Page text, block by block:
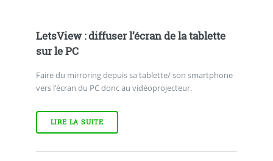
LetsView : diffuser l’écran de la tablette
sur le PC
Faire du mirroring depuis sa tablette/ son smartphone
vers l’écran du PC donc au vidéoprojecteur.
LIRE LA SUITE